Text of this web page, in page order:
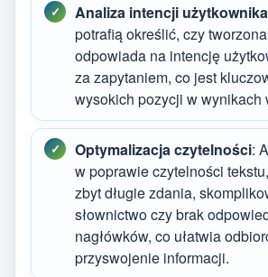
Analiza intencji użytkownika
potrafią określić, czy
odpowiada na intencję
za zapytaniem, co jest
wysokich pozycji w wynikach
Optymalizacja czytelności:
w poprawie czytelności
zbyt długie zdania,
słownictwo czy brak
nagłówków, co ułatwia
przyswojenie informacji.